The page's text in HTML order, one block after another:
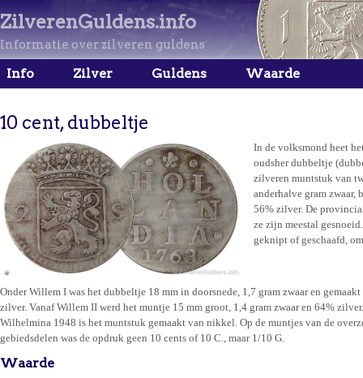
ZilverenGuldens.info
Informatie over zilveren guldens
Info Zilver Guldens Waarde
10 cent, dubbeltje
In de volksmond heet
oudsher dubbeltje
zilveren muntstuk van
anderhalve gram zwaar,
56% zilver. De
ze zijn meestal
geknipt of geschaafd,
Onder Willem I was het dubbeltje 18 mm in doorsnede, 1,7 gram zwaar en
zilver. Vanaf Willem II werd het muntje 15 mm groot, 1,4 gram zwaar en 64%
Wilhelmina 1948 is het muntstuk gemaakt van nikkel. Op de muntjes van de
gebiedsdelen was de opdruk geen 10 cents of 10 C., maar 1/10 G.
Waarde